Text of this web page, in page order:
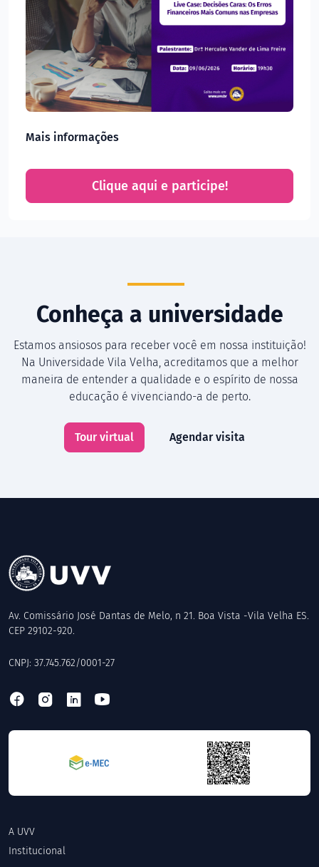
Mais informações
Clique aqui e participe!
Conheça a universidade
Estamos ansiosos para receber você em nossa instituição!
Na Universidade Vila Velha, acreditamos que a melhor
maneira de entender a qualidade e o espírito de nossa
educação é vivenciando-a de perto.
Tour virtual Agendar visita
Av. Comissário José Dantas de Melo, n 21. Boa Vista -Vila Velha ES.
CEP 29102-920.
CNPJ: 37.745.762/0001-27
A UVV
Institucional